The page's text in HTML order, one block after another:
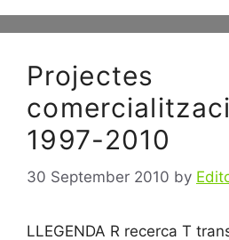
Projectes
1997-2010
30 September 2010 by
LLEGENDA R recerca T